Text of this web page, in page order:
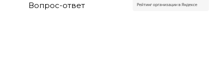
Вопрос-ответ